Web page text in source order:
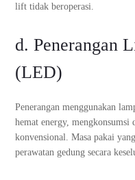
lift tidak beroperasi.
d. Penerangan
(LED)
Penerangan menggunakan
hemat energy,
konvensional. Masa pakai
perawatan gedung secara